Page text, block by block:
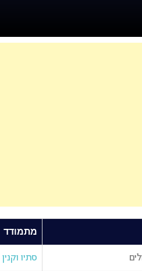
מתמודד
סתיו וקנין